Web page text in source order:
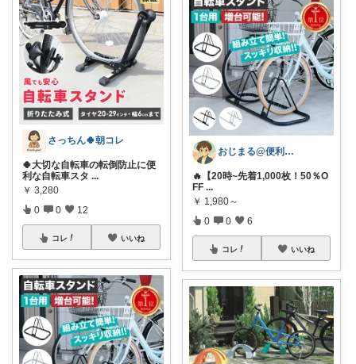
さっちん🍀朝コレ
🍀大切な自転車の転倒防止に便
利な自転車スタ ...
￥ 3,280
0 0 12
コレ いいね
おじまる@便利雑貨🧼ファション👚
🔥【20時~先着1,000枚！50％O
FF ...
￥ 1,980～
0 0 6
コレ いいね